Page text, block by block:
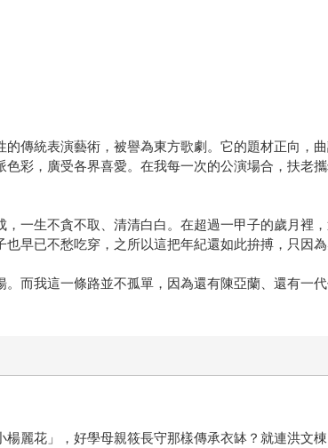
傳統表演藝術，被譽為東方歌劇。它的題材正向，
彩，廣受各界喜愛。在我每一次的公演場合，扶老
一生不貪不取、清清白白。在超過一甲子的歲月裡
早已不愁吃穿，之所以這把年紀還如此拚搏，只因
而我這一條路並不孤單，因為還有陳亞蘭、還有一
麗花」，好學母親筱長守那樣傳承衣缽？就連洪文